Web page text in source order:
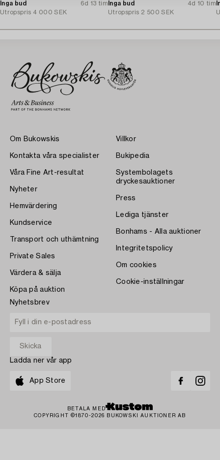
Inga bud
6d 13 tim
Utropspris 4 000 SEK
Inga bud
4d 10 tim
Utropspris 2 500 SEK
Om Bukowskis
Kontakta våra specialister
Våra Fine Art-resultat
Nyheter
Hemvärdering
Kundservice
Transport och uthämtning
Private Sales
Värdera & sälja
Köpa på auktion
Villkor
Bukipedia
Systembolagets
dryckesauktioner
Press
Lediga tjänster
Bonhams - Alla auktioner
Integritetspolicy
Om cookies
Cookie-inställningar
Nyhetsbrev
Ladda ner vår app
App Store
BETALA MED
COPYRIGHT ©1870-2026 BUKOWSKI AUKTIONER AB